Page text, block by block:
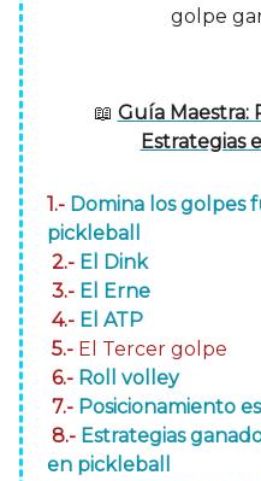
golpe
📖 Guía Maestra:
Estrategias
1.- Domina los golpes
pickleball
2.- El Dink
3.- El Erne
4.- El ATP
5.- El Tercer golpe
6.- Roll volley
7.- Posicionamiento
8.- Estrategias
en pickleball